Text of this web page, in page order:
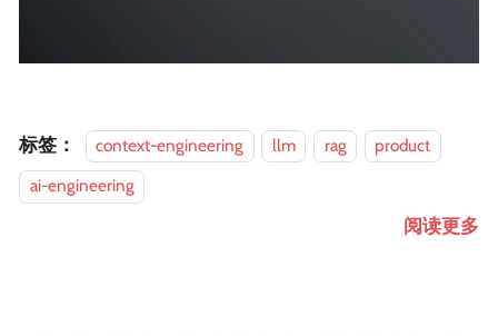
标签： context-engineering llm rag
product
ai-engineering
阅读更多